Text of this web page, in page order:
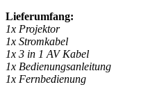
Lieferumfang:
1x Projektor
1x Stromkabel
1x 3 in 1 AV Kabel
1x Bedienungsanleitung
1x Fernbedienung